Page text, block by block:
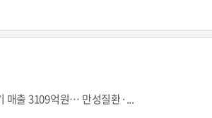
매출 3109억원… 만성질환·...